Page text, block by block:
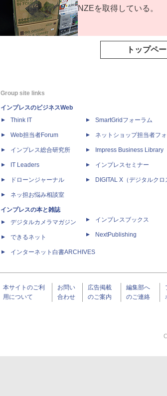
NZEを取得している。
トップペ
Group site links
インプレスのビジネスWeb
Think IT
Web担当者Forum
インプレス総合研究所
IT Leaders
ドローンジャーナル
ネッ担お悩み相談室
インプレスの本と雑誌
デジタルカメラマガジン
できるネット
インターネット白書ARCHIVES
SmartGridフォーラム
ネットショップ担当者フ
Impress Business Library
インプレスセミナー
DIGITAL X（デジタルクロ
インプレスブックス
NextPublishing
本サイトのご利
用について
お問い
合わせ
広告掲載
のご案内
編集部へ
のご連絡